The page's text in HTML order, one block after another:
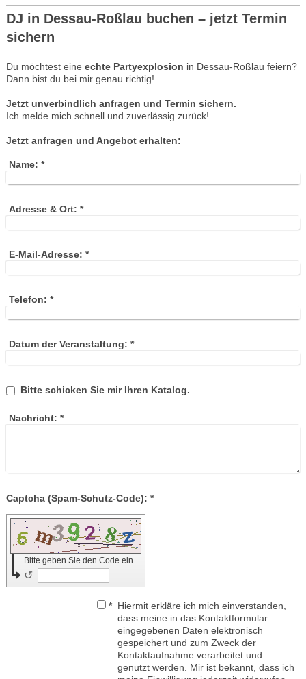
DJ in Dessau-Roßlau buchen – jetzt Termin
sichern
Du möchtest eine echte Partyexplosion in Dessau-Roßlau feiern?
Dann bist du bei mir genau richtig!
Jetzt unverbindlich anfragen und Termin sichern.
Ich melde mich schnell und zuverlässig zurück!
Jetzt anfragen und Angebot erhalten:
Name: *
Adresse & Ort: *
E-Mail-Adresse: *
Telefon: *
Datum der Veranstaltung: *
Bitte schicken Sie mir Ihren Katalog.
Nachricht: *
Captcha (Spam-Schutz-Code): *
Bitte geben Sie den Code ein
↺
* Hiermit erkläre ich mich einverstanden,
dass meine in das Kontaktformular
eingegebenen Daten elektronisch
gespeichert und zum Zweck der
Kontaktaufnahme verarbeitet und
genutzt werden. Mir ist bekannt, dass ich